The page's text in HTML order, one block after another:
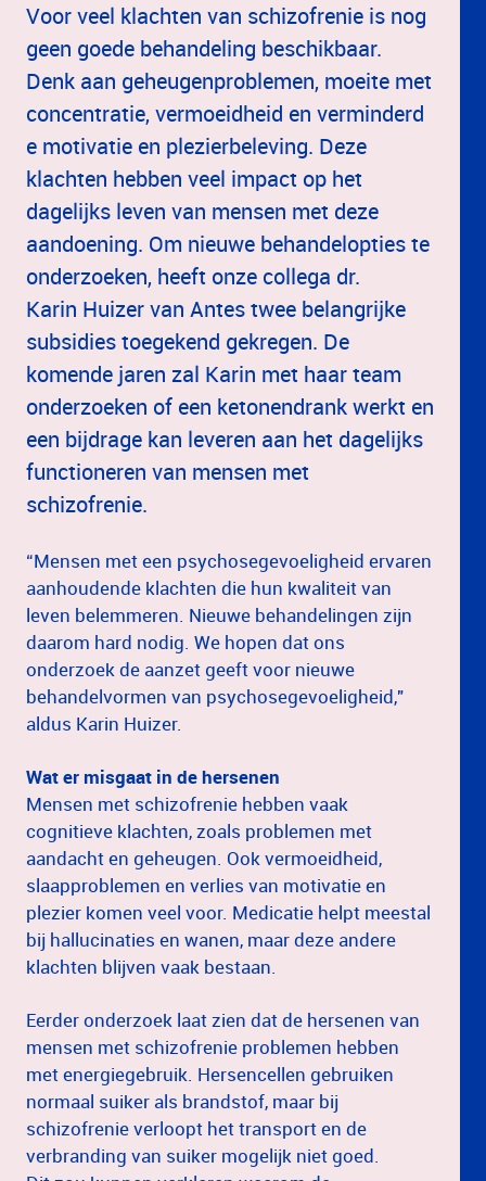
Voor veel klachten van schizofrenie is nog
geen goede behandeling beschikbaar.
Denk aan geheugenproblemen, moeite met
concentratie, vermoeidheid en verminderd
e motivatie en plezierbeleving. Deze
klachten hebben veel impact op het
dagelijks leven van mensen met deze
aandoening. Om nieuwe behandelopties te
onderzoeken, heeft onze collega dr.
Karin Huizer van Antes twee belangrijke
subsidies toegekend gekregen. De
komende jaren zal Karin met haar team
onderzoeken of een ketonendrank werkt en
een bijdrage kan leveren aan het dagelijks
functioneren van mensen met
schizofrenie.
“Mensen met een psychosegevoeligheid ervaren
aanhoudende klachten die hun kwaliteit van
leven belemmeren. Nieuwe behandelingen zijn
daarom hard nodig. We hopen dat ons
onderzoek de aanzet geeft voor nieuwe
behandelvormen van psychosegevoeligheid,"
aldus Karin Huizer.
Wat er misgaat in de hersenen
Mensen met schizofrenie hebben vaak
cognitieve klachten, zoals problemen met
aandacht en geheugen. Ook vermoeidheid,
slaapproblemen en verlies van motivatie en
plezier komen veel voor. Medicatie helpt meestal
bij hallucinaties en wanen, maar deze andere
klachten blijven vaak bestaan.
Eerder onderzoek laat zien dat de hersenen van
mensen met schizofrenie problemen hebben
met energiegebruik. Hersencellen gebruiken
normaal suiker als brandstof, maar bij
schizofrenie verloopt het transport en de
verbranding van suiker mogelijk niet goed.